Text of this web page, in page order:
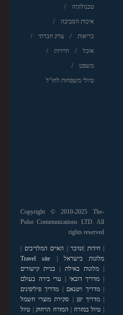
טכנולוגיה
איכות הסביבה
בריאות צדק חברתי
אוכל תיירות
משפט
טיולי משפחות לחו"ל
Copyright © 2010-2025 The-
Pulse Communications LTD. All
rights reserved
|חידות |זנזיבר | האיים המלדיבים |
מלונות בישראל |
Travel site
|מלונות באילת | בניית קישורים
| מדריך דובאי | ערי בירה בעולם
|מדריך ויטנאם | מדריך פיליפינים
|מדריך יפן | סקירת מוצרי חשמל
| טיול במזרח | המזרח הרחוק| טיול